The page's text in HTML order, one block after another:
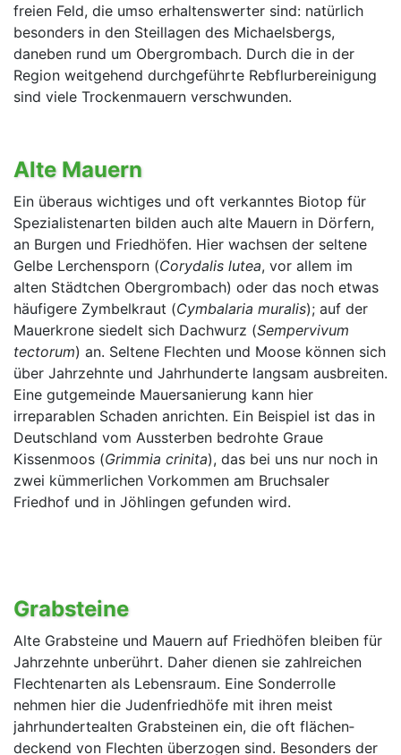
freien Feld, die umso erhaltenswerter sind: na­türlich
besonders in den Steillagen des Michaels­bergs,
daneben rund um Obergrombach. Durch die in der
Region weitgehend durchgeführte Rebflurbe­reinigung
sind viele Trockenmauern verschwunden.
Alte Mauern
Ein überaus wichtiges und oft verkanntes Biotop für
Spezialistenarten bilden auch alte Mauern in Dör­fern,
an Burgen und Friedhöfen. Hier wachsen der seltene
Gelbe Lerchensporn (Corydalis lutea, vor allem im
alten Städtchen Obergrombach) oder das noch etwas
häufigere Zymbelkraut (Cymbalaria muralis); auf der
Mauer­krone siedelt sich Dachwurz (Sempervivum
tectorum) an. Seltene Flechten und Moose können sich
über Jahr­zehnte und Jahrhun­derte langsam ausbreiten.
Eine gutgemeinde Mau­ersanierung kann hier
irreparablen Scha­den anrich­ten. Ein Beispiel ist das in
Deutschland vom Aus­sterben bedrohte Graue
Kissenmoos (Grimmia cri­nita), das bei uns nur noch in
zwei kümmerlichen Vorkom­men am Bruchsaler
Friedhof und in Jöhlin­gen ge­fun­den wird.
Grabsteine
Alte Grabsteine und Mauern auf Friedhöfen bleiben für
Jahrzehnte unberührt. Daher dienen sie zahlrei­chen
Flechtenarten als Lebensraum. Eine Sonder­rolle
nehmen hier die Judenfriedhöfe mit ihren meist
jahrhunderte­alten Grabsteinen ein, die oft flächen­
deckend von Flechten überzogen sind. Besonders der